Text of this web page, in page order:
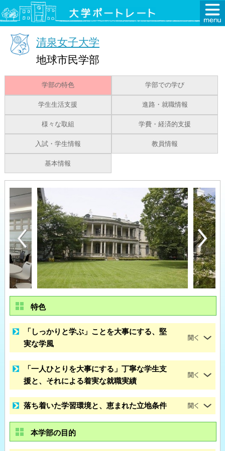
清泉女子大学
地球市民学部
学部の特色 学部での学び
学生生活支援 進路・就職情報
様々な取組 学費・経済的支援
入試・学生情報 教員情報
基本情報
特色
「しっかりと学ぶ」ことを大事にする、堅
実な学風
「一人ひとりを大事にする」丁寧な学生支
援と、それによる着実な就職実績
落ち着いた学習環境と、恵まれた立地条件
本学部の目的